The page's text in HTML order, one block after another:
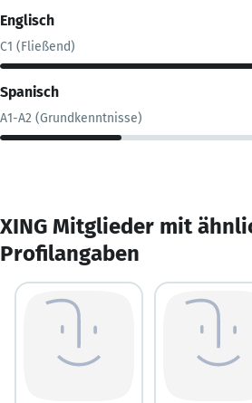
Englisch
C1 (Fließend)
Spanisch
A1-A2 (Grundkenntnisse)
XING Mitglieder mit
Profilangaben